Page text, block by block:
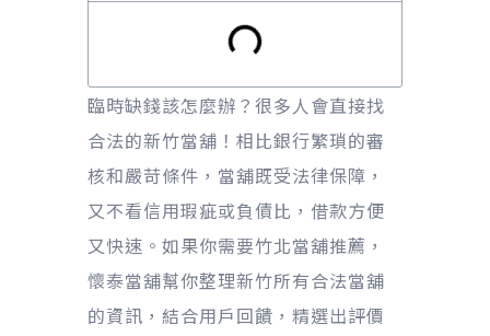
臨時缺錢該怎麼辦？很多人會直接找
合法的新竹當舖！相比銀行繁瑣的審
核和嚴苛條件，當舖既受法律保障，
又不看信用瑕疵或負債比，借款方便
又快速。如果你需要竹北當舖推薦，
懷泰當舖幫你整理新竹所有合法當舖
的資訊，結合用戶回饋，精選出評價